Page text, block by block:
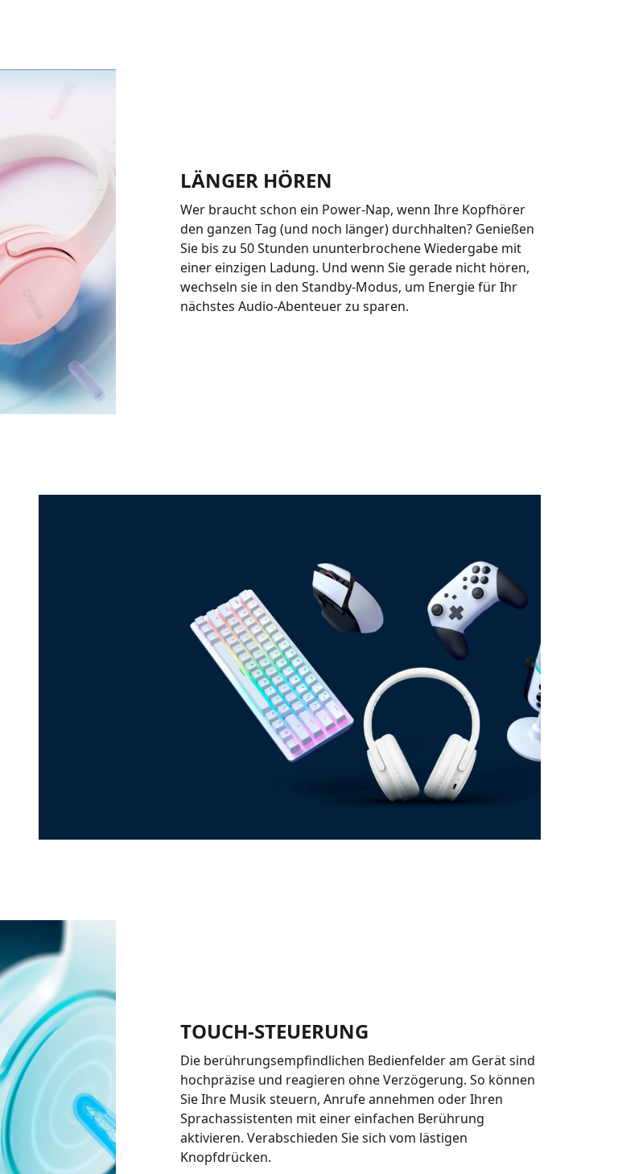
LÄNGER HÖREN
Wer braucht schon ein Power-Nap, wenn Ihre Kopfhörer
den ganzen Tag (und noch länger) durchhalten? Genießen
Sie bis zu 50 Stunden ununterbrochene Wiedergabe mit
einer einzigen Ladung. Und wenn Sie gerade nicht hören,
wechseln sie in den Standby-Modus, um Energie für Ihr
nächstes Audio-Abenteuer zu sparen.
TOUCH-STEUERUNG
Die berührungsempfindlichen Bedienfelder am Gerät sind
hochpräzise und reagieren ohne Verzögerung. So können
Sie Ihre Musik steuern, Anrufe annehmen oder Ihren
Sprachassistenten mit einer einfachen Berührung
aktivieren. Verabschieden Sie sich vom lästigen
Knopfdrücken.